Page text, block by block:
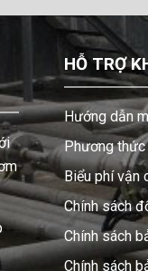
HỖ TRỢ
Hướng dẫn
Phương thức
Biểu phí vận
Chính sách
Chính sách
Chính sách